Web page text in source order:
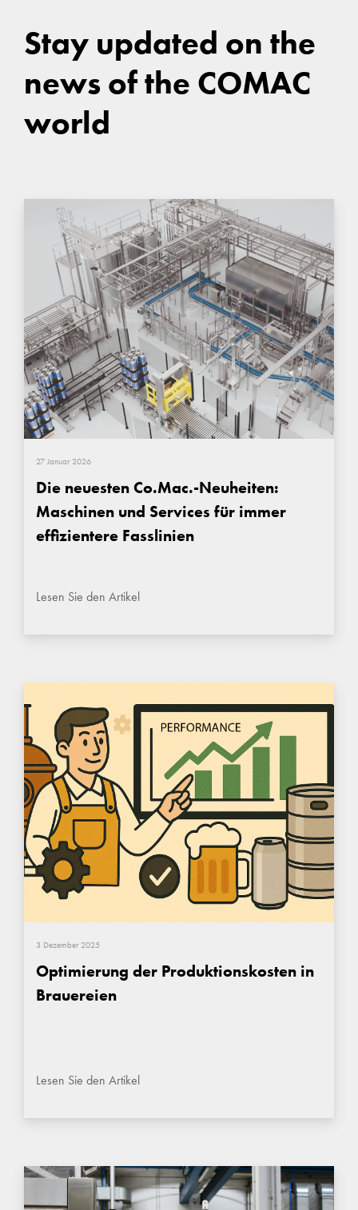
Stay updated on the
news of the COMAC
world
27 Januar 2026
Die neuesten Co.Mac.-Neuheiten:
Maschinen und Services für immer
effizientere Fasslinien
Lesen Sie den Artikel
3 Dezember 2025
Optimierung der Produktionskosten in
Brauereien
Lesen Sie den Artikel